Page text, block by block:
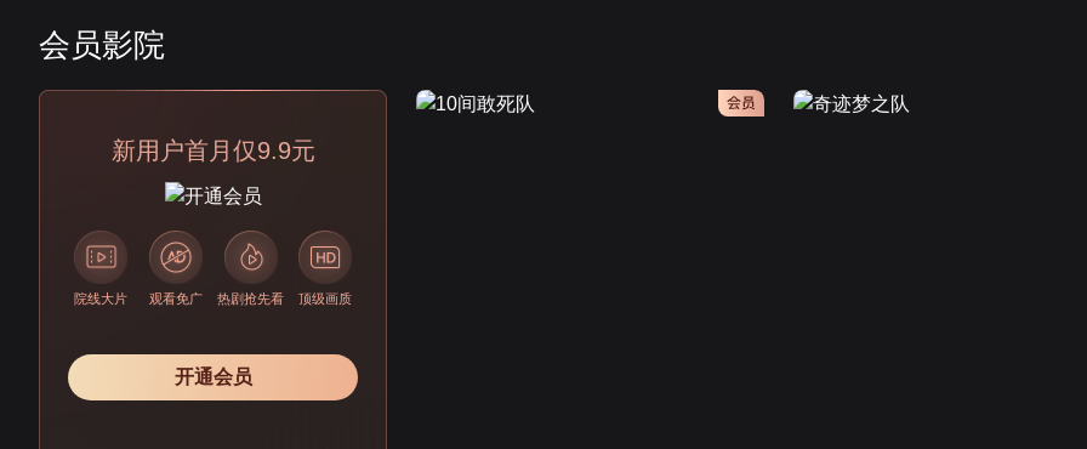
会员影院
新用户首月仅9.9元
院线大片 观看免广 热剧抢先看 顶级画质
开通会员
会员